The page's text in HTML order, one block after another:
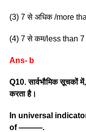
(3) 7 से अधिक /more
(4) 7 से कम/less than 7
Ans- b
Q10. सार्वभौमिक
करता है।
In universal
of ———.